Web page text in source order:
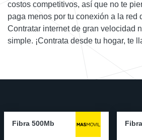
costos competitivos, así que no te
paga menos por tu conexión a la red
Contratar internet de gran velocidad
simple. ¡Contrata desde tu hogar, te
Fibra 500Mb